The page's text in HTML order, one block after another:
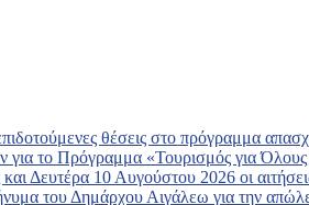
θέσεις στο πρόγραμμα
για το Πρόγραμμα «Τουρισμός για
Δευτέρα 10 Αυγούστου 2026 οι
του Δημάρχου Αιγάλεω για την